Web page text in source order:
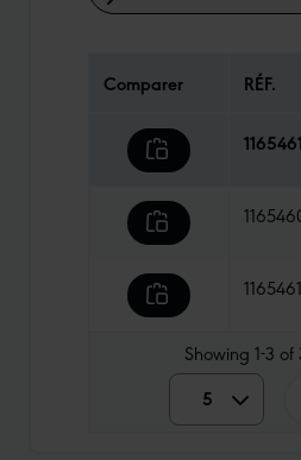
Comparer RÉF.
Showing 1-3 of
5 5